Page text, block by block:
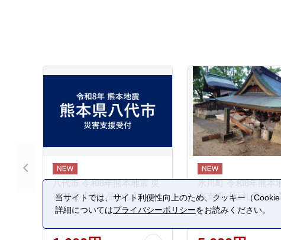
八代市 令和8年熊本地震 災
害支援【返礼品なし】
氷川町 令和8年熊本
害支援【返礼品なし
当サイトでは、サイト利便性向上のため、クッキー（
詳細についてはプライバシーポリシーをお読みください。